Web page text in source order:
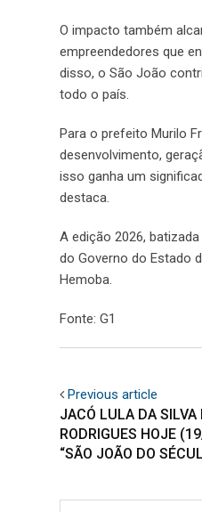
O impacto também
empreendedores que
disso, o São João
todo o país.
Para o prefeito Murilo
desenvolvimento,
isso ganha um
destaca.
A edição 2026,
do Governo do Estado
Hemoba.
Fonte: G1
Previous article
JACÓ LULA DA SILVA
RODRIGUES HOJE
“SÃO JOÃO DO